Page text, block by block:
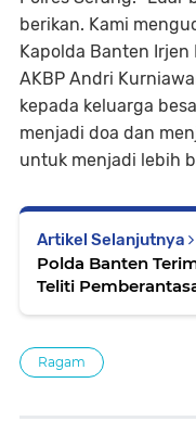
berikan. Kami
Kapolda Banten Irjen
AKBP Andri
kepada keluarga
menjadi doa dan
untuk menjadi lebih
Artikel Selanjutnya
Polda Banten
Teliti
Ragam